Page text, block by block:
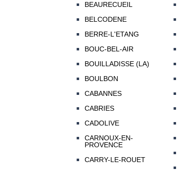
BEAURECUEIL
BELCODENE
BERRE-L'ETANG
BOUC-BEL-AIR
BOUILLADISSE (LA)
BOULBON
CABANNES
CABRIES
CADOLIVE
CARNOUX-EN-
PROVENCE
CARRY-LE-ROUET